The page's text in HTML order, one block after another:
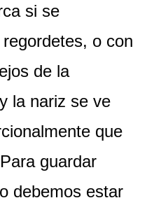
si se
o con
de la
la nariz se ve
que
guardar
debemos estar